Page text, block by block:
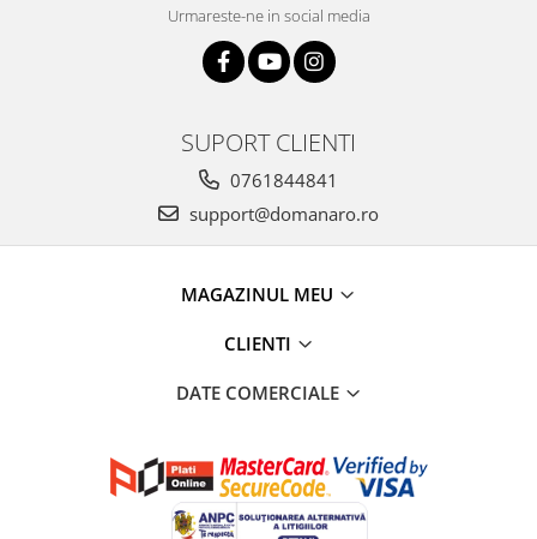
Urmareste-ne in social media
SUPORT CLIENTI
0761844841
support@domanaro.ro
MAGAZINUL MEU
CLIENTI
DATE COMERCIALE